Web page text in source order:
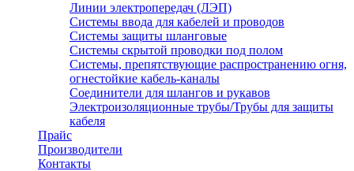
Линии электропередач (ЛЭП)
Системы ввода для кабелей и проводов
Системы защиты шланговые
Системы скрытой проводки под полом
Системы, препятствующие распространению огня,
огнестойкие кабель-каналы
Соединители для шлангов и рукавов
Электроизоляционные трубы/Трубы для защиты
кабеля
Прайс
Производители
Контакты